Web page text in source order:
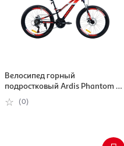
Велосипед горный
подростковый Ardis Phantom AL
24" рама-13", красный (4053-
130-3)
(0)